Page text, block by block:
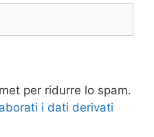
per ridurre lo spam.
i dati derivati